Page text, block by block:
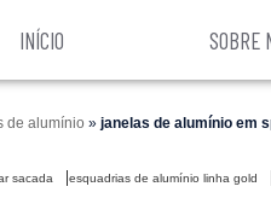
INÍCIO SOBRE
de alumínio » janelas de alumínio em
sacada esquadrias de alumínio linha gold